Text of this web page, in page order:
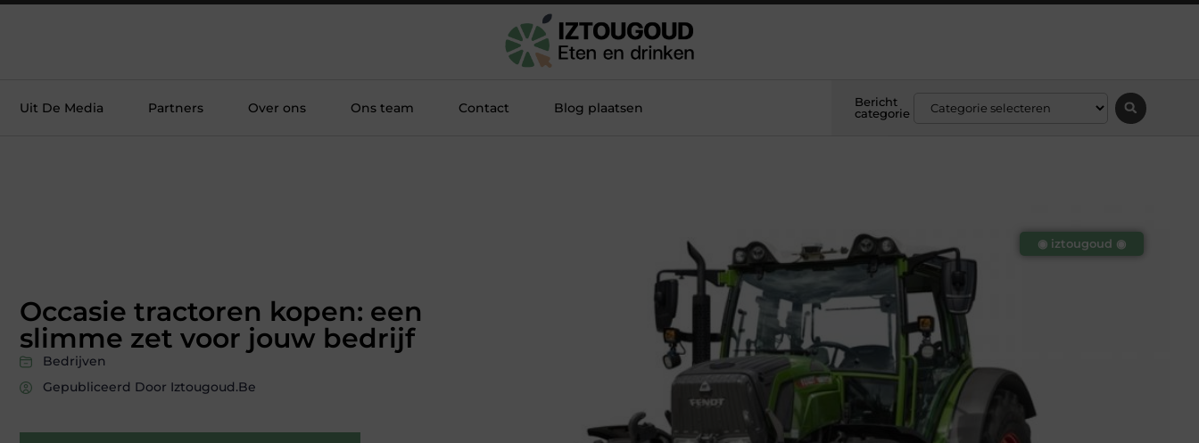
Uit De Media Partners Over ons Ons team Contact Blog plaatsen
Bericht
categorie
Occasie tractoren kopen: een
slimme zet voor jouw bedrijf
Bedrijven
Gepubliceerd Door Iztougoud.be
◉ iztougoud ◉